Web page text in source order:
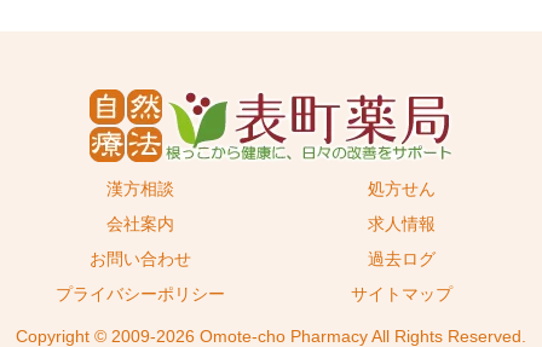
漢方相談
処方せん
会社案内
求人情報
お問い合わせ
過去ログ
プライバシーポリシー
サイトマップ
Copyright © 2009-2026 Omote-cho Pharmacy All Rights Reserved.